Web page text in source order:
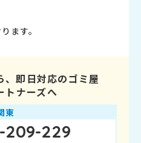
ます。
、即日対応のゴミ屋
トナーズへ
東
209-229